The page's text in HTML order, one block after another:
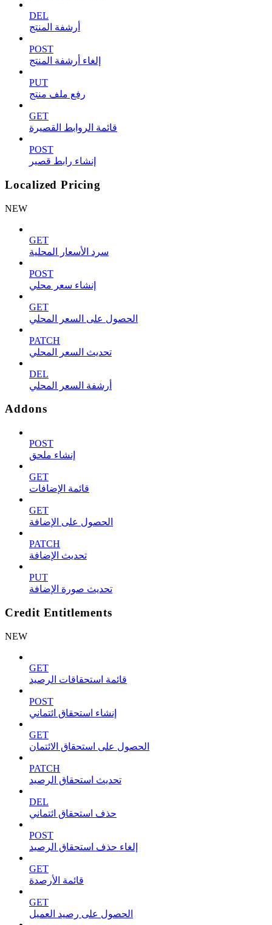
DEL
أرشفة المنتج
POST
إلغاء أرشفة المنتج
PUT
رفع ملف منتج
GET
قائمة الروابط القصيرة
POST
إنشاء رابط قصير
Localized Pricing
NEW
GET
سرد الأسعار المحلية
POST
إنشاء سعر محلي
GET
الحصول على السعر المحلي
PATCH
تحديث السعر المحلي
DEL
أرشفة السعر المحلي
Addons
POST
إنشاء ملحق
GET
قائمة الإضافات
GET
الحصول على الإضافة
PATCH
تحديث الإضافة
PUT
تحديث صورة الإضافة
Credit Entitlements
NEW
GET
قائمة استحقاقات الرصيد
POST
إنشاء استحقاق ائتماني
GET
الحصول على استحقاق الائتمان
PATCH
تحديث استحقاق الرصيد
DEL
حذف استحقاق ائتماني
POST
إلغاء حذف استحقاق الرصيد
GET
قائمة الأرصدة
GET
الحصول على رصيد العميل